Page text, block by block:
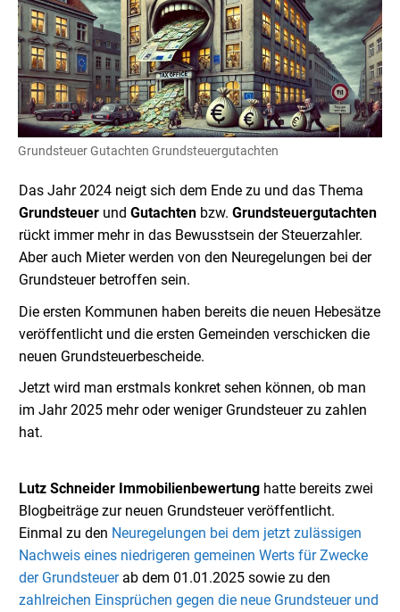
Grundsteuer Gutachten Grundsteuergutachten
Das Jahr 2024 neigt sich dem Ende zu und das Thema
Grundsteuer und Gutachten bzw. Grundsteuergutachten
rückt immer mehr in das Bewusstsein der Steuerzahler.
Aber auch Mieter werden von den Neuregelungen bei der
Grundsteuer betroffen sein.
Die ersten Kommunen haben bereits die neuen Hebesätze
veröffentlicht und die ersten Gemeinden verschicken die
neuen Grundsteuerbescheide.
Jetzt wird man erstmals konkret sehen können, ob man
im Jahr 2025 mehr oder weniger Grundsteuer zu zahlen
hat.
Lutz Schneider Immobilienbewertung hatte bereits zwei
Blogbeiträge zur neuen Grundsteuer veröffentlicht.
Einmal zu den Neuregelungen bei dem jetzt zulässigen
Nachweis eines niedrigeren gemeinen Werts für Zwecke
der Grundsteuerab dem 01.01.2025 sowie zu den
zahlreichen Einsprüchen gegen die neue Grundsteuer und